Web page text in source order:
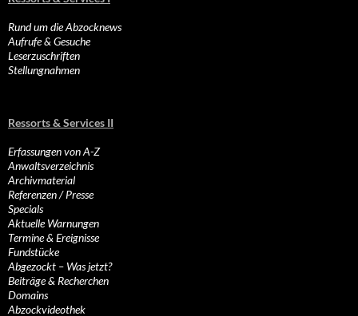
Rund um die Abzocknews
Aufrufe & Gesuche
Leserzuschriften
Stellungnahmen
Ressorts & Services II
Erfassungen von A-Z
Anwaltsverzeichnis
Archivmaterial
Referenzen / Presse
Specials
Aktuelle Warnungen
Termine & Ereignisse
Fundstücke
Abgezockt – Was jetzt?
Beiträge & Recherchen
Domains
Abzockvideothek